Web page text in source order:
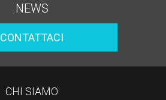
NEWS
CONTATTACI
CHI SIAMO